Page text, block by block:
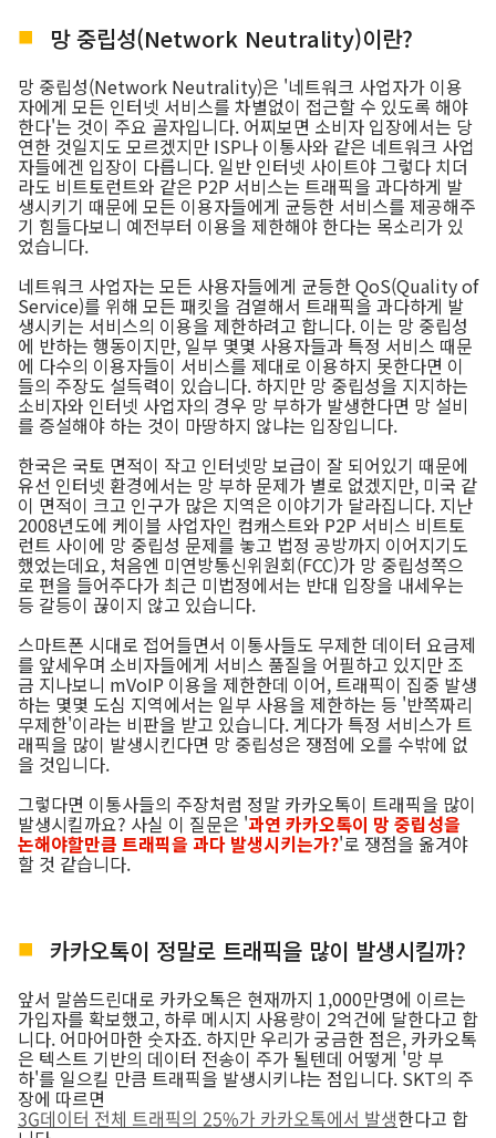
망 중립성(Network Neutrality)이란?
망 중립성(Network Neutrality)은 '네트워크 사업자가 이용
자에게 모든 인터넷 서비스를 차별없이 접근할 수 있도록 해야
한다'는 것이 주요 골자입니다. 어찌보면 소비자 입장에서는 당
연한 것일지도 모르겠지만 ISP나 이통사와 같은 네트워크 사업
자들에겐 입장이 다릅니다. 일반 인터넷 사이트야 그렇다 치더
라도 비트토런트와 같은 P2P 서비스는 트래픽을 과다하게 발
생시키기 때문에 모든 이용자들에게 균등한 서비스를 제공해주
기 힘들다보니 예전부터 이용을 제한해야 한다는 목소리가 있
었습니다.
네트워크 사업자는 모든 사용자들에게 균등한 QoS(Quality of
Service)를 위해 모든 패킷을 검열해서 트래픽을 과다하게 발
생시키는 서비스의 이용을 제한하려고 합니다. 이는 망 중립성
에 반하는 행동이지만, 일부 몇몇 사용자들과 특정 서비스 때문
에 다수의 이용자들이 서비스를 제대로 이용하지 못한다면 이
들의 주장도 설득력이 있습니다. 하지만 망 중립성을 지지하는
소비자와 인터넷 사업자의 경우 망 부하가 발생한다면 망 설비
를 증설해야 하는 것이 마땅하지 않냐는 입장입니다.
한국은 국토 면적이 작고 인터넷망 보급이 잘 되어있기 때문에
유선 인터넷 환경에서는 망 부하 문제가 별로 없겠지만, 미국 같
이 면적이 크고 인구가 많은 지역은 이야기가 달라집니다. 지난
2008년도에 케이블 사업자인 컴캐스트와 P2P 서비스 비트토
런트 사이에 망 중립성 문제를 놓고 법정 공방까지 이어지기도
했었는데요, 처음엔 미연방통신위원회(FCC)가 망 중립성쪽으
로 편을 들어주다가 최근 미법정에서는 반대 입장을 내세우는
등 갈등이 끊이지 않고 있습니다.
스마트폰 시대로 접어들면서 이통사들도 무제한 데이터 요금제
를 앞세우며 소비자들에게 서비스 품질을 어필하고 있지만 조
금 지나보니 mVoIP 이용을 제한한데 이어, 트래픽이 집중 발생
하는 몇몇 도심 지역에서는 일부 사용을 제한하는 등 '반쪽짜리
무제한'이라는 비판을 받고 있습니다. 게다가 특정 서비스가 트
래픽을 많이 발생시킨다면 망 중립성은 쟁점에 오를 수밖에 없
을 것입니다.
그렇다면 이통사들의 주장처럼 정말 카카오톡이 트래픽을 많이
발생시킬까요? 사실 이 질문은 '과연 카카오톡이 망 중립성을
논해야할만큼 트래픽을 과다 발생시키는가?'로 쟁점을 옮겨야
할 것 같습니다.
카카오톡이 정말로 트래픽을 많이 발생시킬까?
앞서 말씀드린대로 카카오톡은 현재까지 1,000만명에 이르는
가입자를 확보했고, 하루 메시지 사용량이 2억건에 달한다고 합
니다. 어마어마한 숫자죠. 하지만 우리가 궁금한 점은, 카카오톡
은 텍스트 기반의 데이터 전송이 주가 될텐데 어떻게 '망 부
하'를 일으킬 만큼 트래픽을 발생시키냐는 점입니다. SKT의 주
장에 따르면
3G데이터 전체 트래픽의 25%가 카카오톡에서 발생한다고 합